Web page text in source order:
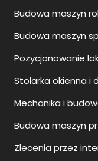
Budowa maszyn
Budowa maszyn
Pozycjonowanie
Stolarka okienna i
Mechanika i
Budowa maszyn
Zlecenia przez